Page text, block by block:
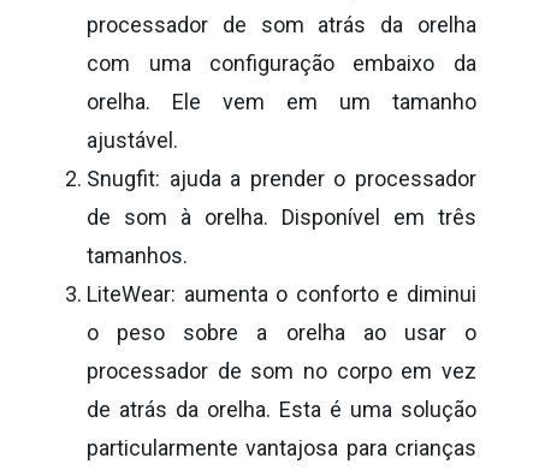
processador de som atrás da orelha
com uma configuração embaixo da
orelha. Ele vem em um tamanho
ajustável.
Snugfit: ajuda a prender o processador
de som à orelha. Disponível em três
tamanhos.
LiteWear: aumenta o conforto e diminui
o peso sobre a orelha ao usar o
processador de som no corpo em vez
de atrás da orelha. Esta é uma solução
particularmente vantajosa para crianças